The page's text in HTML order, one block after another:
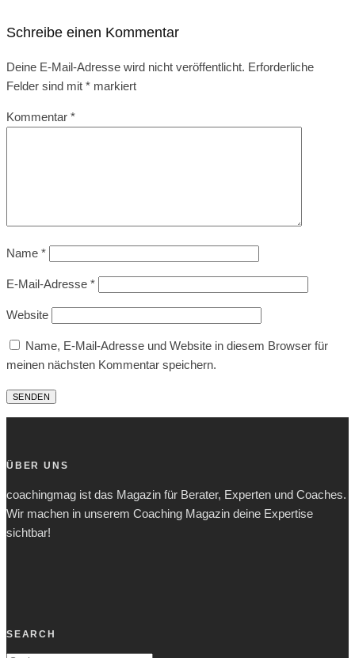
Schreibe einen Kommentar
Deine E-Mail-Adresse wird nicht veröffentlicht. Erforderliche
Felder sind mit * markiert
Kommentar *
Name *
E-Mail-Adresse *
Website
Name, E-Mail-Adresse und Website in diesem Browser für
meinen nächsten Kommentar speichern.
ÜBER UNS
coachingmag ist das Magazin für Berater, Experten und Coaches.
Wir machen in unserem Coaching Magazin deine Expertise
sichtbar!
SEARCH